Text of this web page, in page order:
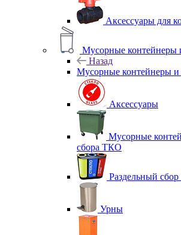
Аксессуары для
Мусорные контейнеры
Назад
Мусорные контейнеры
Аксессуары
Мусорные
сбора ТКО
Раздельный сбор
Урны